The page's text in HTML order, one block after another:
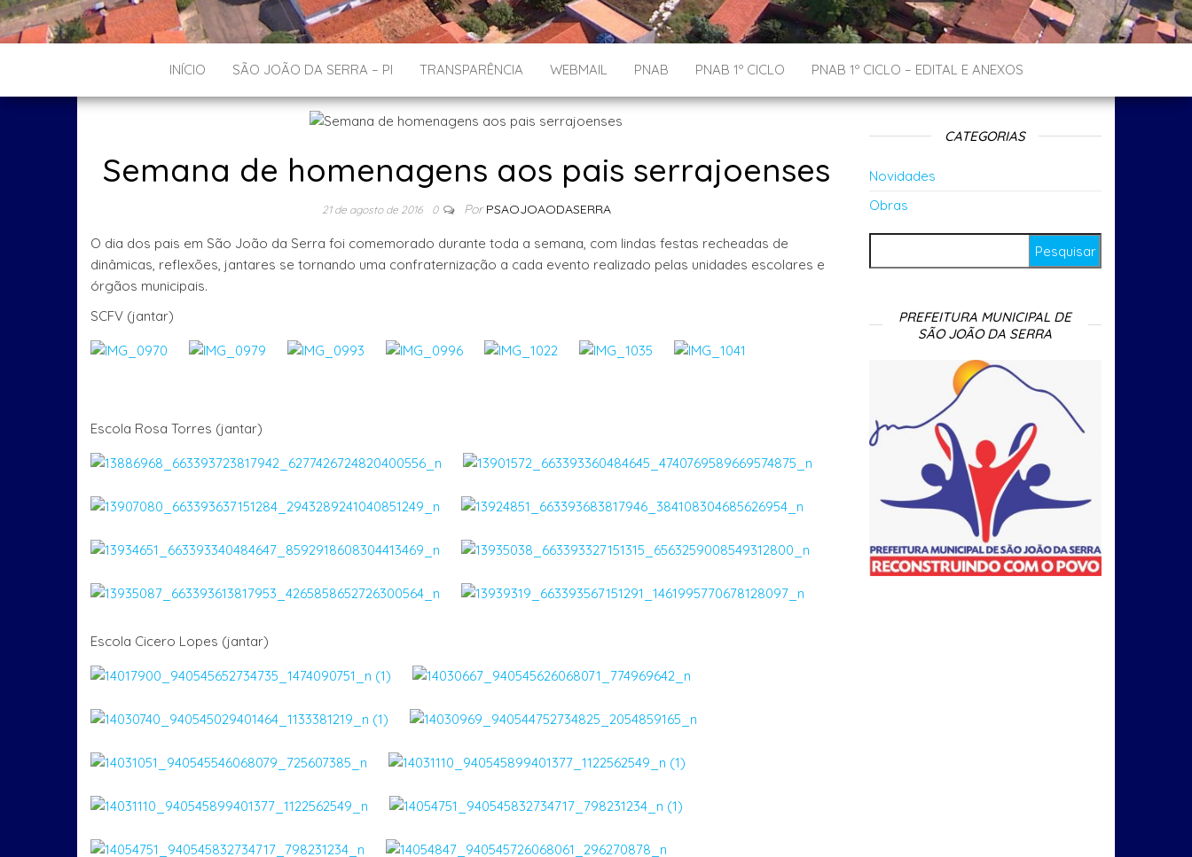
INÍCIO SÃO JOÃO DA SERRA – PI TRANSPARÊNCIA WEBMAIL PNAB PNAB 1º CICLO PNAB 1º CICLO – EDITAL E ANEXOS
Semana de homenagens aos pais serrajoenses
21 de agosto de 2016 0 Por PSAOJOAODASERRA
O dia dos pais em São João da Serra foi comemorado durante toda a semana, com lindas festas recheadas de
dinâmicas, reflexões, jantares se tornando uma confraternização a cada evento realizado pelas unidades escolares e
órgãos municipais.
SCFV (jantar)
Escola Rosa Torres (jantar)
Escola Cicero Lopes (jantar)
CATEGORIAS
Novidades
Obras
PREFEITURA MUNICIPAL DE
SÃO JOÃO DA SERRA